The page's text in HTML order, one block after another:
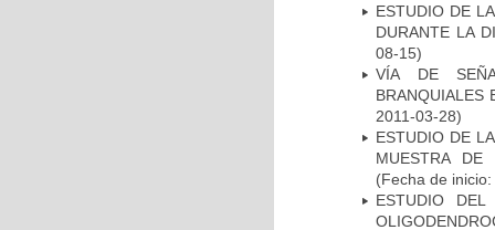
ESTUDIO DE
DURANTE LA
08-15)
VÍA DE
BRANQUIALES
2011-03-28)
ESTUDIO DE
MUESTRA DE
(Fecha de
ESTUDIO